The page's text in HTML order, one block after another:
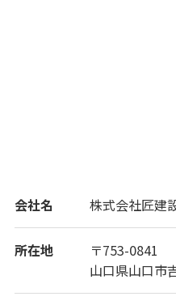
会社名 株式会社匠建
所在地
〒753-0841
山口県山口市